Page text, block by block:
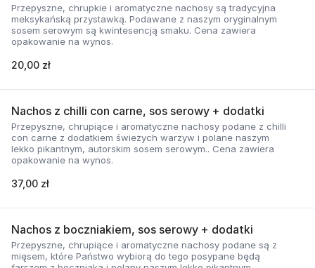
Przepyszne, chrupkie i aromatyczne nachosy są tradycyjna
meksykańską przystawką. Podawane z naszym oryginalnym
sosem serowym są kwintesencją smaku. Cena zawiera
opakowanie na wynos.
20,00 zł
Nachos z chilli con carne, sos serowy + dodatki
Przepyszne, chrupiące i aromatyczne nachosy podane z chilli
con carne z dodatkiem świeżych warzyw i polane naszym
lekko pikantnym, autorskim sosem serowym.. Cena zawiera
opakowanie na wynos.
37,00 zł
Nachos z boczniakiem, sos serowy + dodatki
Przepyszne, chrupiące i aromatyczne nachosy podane są z
mięsem, które Państwo wybiorą do tego posypane będą